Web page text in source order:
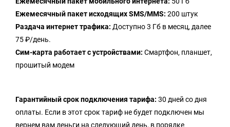
Ежемесячный пакет исходящих SMS/MMS: 200 штук
Раздача интернет трафика: Доступно 3 Гб в месяц, далее
75 ₽/день.
Сим-карта работает с устройствами: Смартфон, планшет,
прошитый модем
Гарантийный срок подключения тарифа: 30 дней со дня
оплаты. Если в этот срок тариф не будет подключен мы
вернем вам деньги на следующий день, в порядке